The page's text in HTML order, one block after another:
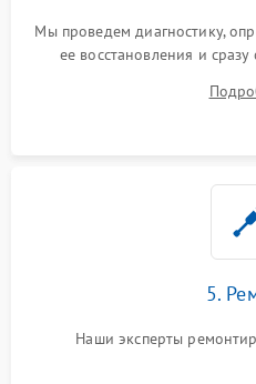
Мы проведем диагностику,
ее восстановления и
5.
Наши эксперты